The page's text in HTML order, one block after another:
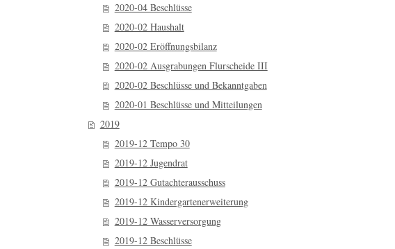
2020-04 Beschlüsse
2020-02 Haushalt
2020-02 Eröffnungsbilanz
2020-02 Ausgrabungen Flurscheide III
2020-02 Beschlüsse und Bekanntgaben
2020-01 Beschlüsse und Mitteilungen
2019
2019-12 Tempo 30
2019-12 Jugendrat
2019-12 Gutachterausschuss
2019-12 Kindergartenerweiterung
2019-12 Wasserversorgung
2019-12 Beschlüsse